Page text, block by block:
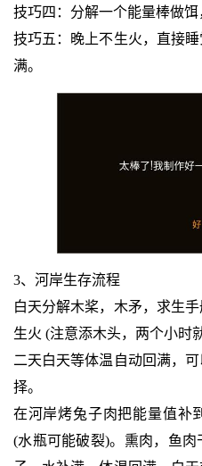
技巧四：分解一个能量棒做
技巧五：晚上不生火，直接
满。
3、河岸生存流程
白天分解木桨，木矛，求生
生火 (注意添木头，两个小时
二天白天等体温自动回满，
择。
在河岸烤兔子肉把能量值补
(水瓶可能破裂)。熏肉，鱼